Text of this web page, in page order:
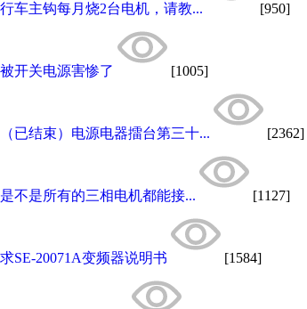
行车主钩每月烧2台电机，请教... [950]
被开关电源害惨了 [1005]
（已结束）电源电器擂台第三十... [2362]
是不是所有的三相电机都能接... [1127]
求SE-20071A变频器说明书 [1584]